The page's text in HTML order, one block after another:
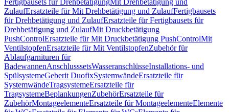
Fertigbausets für DrehbetätigungMit Drehbetätigung und
ZulaufErsatzteile für Mit Drehbetätigung und ZulaufFertigbausets
für Drehbetätigung und ZulaufErsatzteile für Fertigbausets für
Drehbetätigung und ZulaufMit Druckbetätigung
PushControlErsatzteile für Mit Druckbetätigung PushControlMit
VentilstopfenErsatzteile für Mit VentilstopfenZubehör für
Ablaufgarnituren für
BadewannenAnschlusssetsWasseranschlüsseInstallations- und
SpülsystemeGeberit DuofixSystemwändeErsatzteile für
SystemwändeTragsystemeErsatzteile für
TragsystemeBeplankungenZubehörErsatzteile für
ZubehörMontageelementeErsatzteile für MontageelementeElemente